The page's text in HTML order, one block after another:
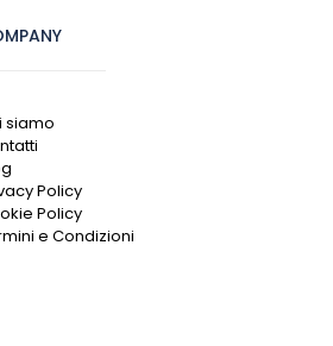
siamo
Policy
Policy
e Condizioni